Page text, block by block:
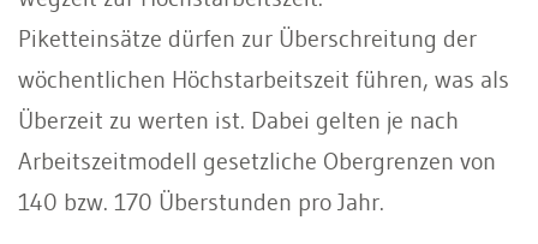
Piketteinsätze dürfen zur Überschreitung der
wöchentlichen Höchstarbeitszeit führen, was als
Überzeit zu werten ist. Dabei gelten je nach
Arbeitszeitmodell gesetzliche Obergrenzen von
140 bzw. 170 Überstunden pro Jahr.